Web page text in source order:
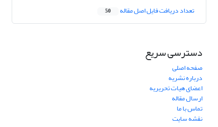
تعداد دریافت فایل اصل مقاله 50
دسترسی سریع
صفحه اصلی
درباره نشریه
اعضای هیات تحریریه
ارسال مقاله
تماس با ما
نقشه سایت